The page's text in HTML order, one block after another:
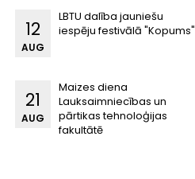
LBTU dalība jauniešu
iespēju festivālā "Kopums"
12
AUG
Maizes diena
Lauksaimniecības un
pārtikas tehnoloģijas
fakultātē
21
AUG